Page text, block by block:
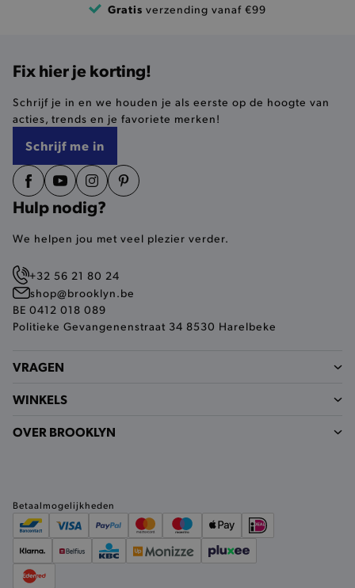
Gratis verzending vanaf €99
Fix hier je korting!
Schrijf je in en we houden je als eerste op de hoogte van
acties, trends en je favoriete merken!
Schrijf me in
Hulp nodig?
We helpen jou met veel plezier verder.
+32 56 21 80 24
shop@brooklyn.be
BE 0412 018 089
Politieke Gevangenenstraat 34 8530 Harelbeke
VRAGEN
WINKELS
OVER BROOKLYN
Betaalmogelijkheden
De strikt noodzakelijke cookies verbeteren jouw
smulervaring op de site en zorgen ervoor dat de
site op een correcte manier wordt verorberd. De
buikjes algemene bezoekersinformatie, maar
niet jouw identiteit.
Naam
product-added-modal
Google Privacy Policy